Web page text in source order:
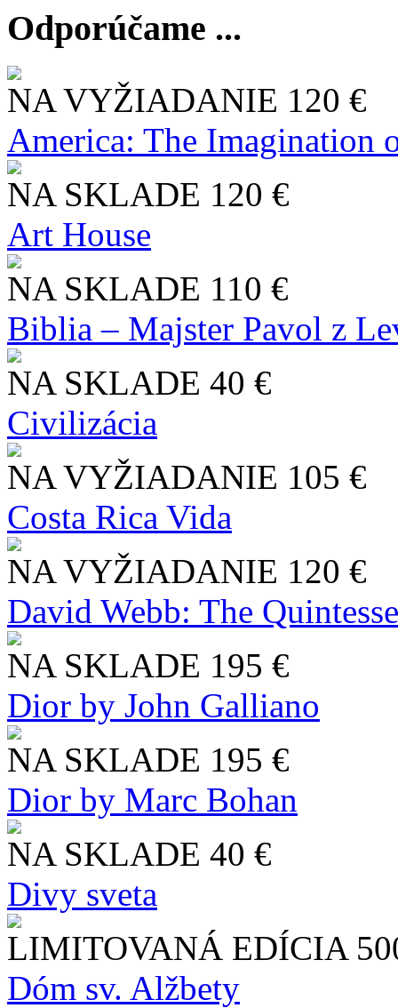
Odporúčame ...
NA VYŽIADANIE 120 €
America: The Imagination
NA SKLADE 120 €
Art House
NA SKLADE 110 €
Biblia – Majster Pavol z
NA SKLADE 40 €
Civilizácia
NA VYŽIADANIE 105 €
Costa Rica Vida
NA VYŽIADANIE 120 €
David Webb: The
NA SKLADE 195 €
Dior by John Galliano
NA SKLADE 195 €
Dior by Marc Bohan
NA SKLADE 40 €
Divy sveta
LIMITOVANÁ EDÍCIA
Dóm sv. Alžbety